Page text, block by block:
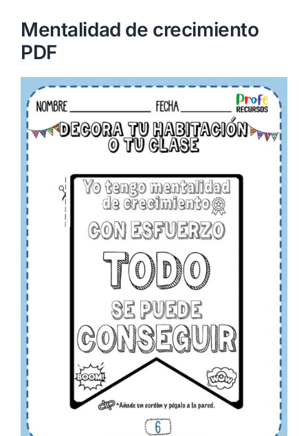
Mentalidad de crecimiento
PDF